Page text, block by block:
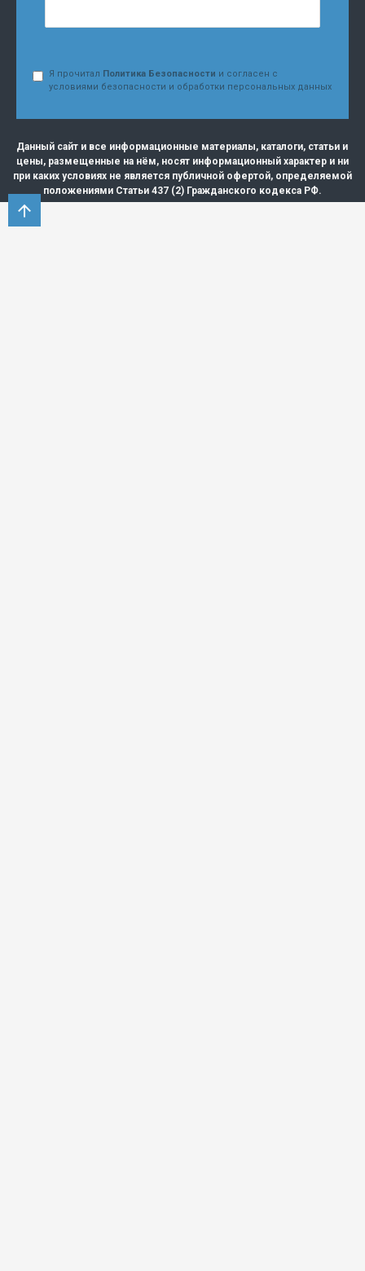
Я прочитал Политика Безопасности и согласен с
условиями безопасности и обработки персональных данных
Данный сайт и все информационные материалы, каталоги, статьи и
цены, размещенные на нём, носят информационный характер и ни
при каких условиях не является публичной офертой, определяемой
положениями Статьи 437 (2) Гражданского кодекса РФ.